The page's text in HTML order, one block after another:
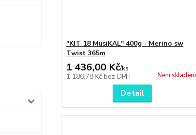
"KIT 18 MusiKAL" 400g - Merino sw
Twist 365m
1 436,00 Kč/ks
1 186,78 Kč bez DPH Není skladem
Detail